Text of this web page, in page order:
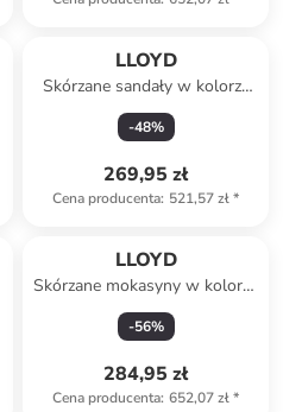
LLOYD
Skórzane sandały w kolorze
zielonym
-48%
269,95 zł
Cena producenta: 521,57 zł*
LLOYD
Skórzane mokasyny w kolorze
beżowym
-56%
284,95 zł
Cena producenta: 652,07 zł*